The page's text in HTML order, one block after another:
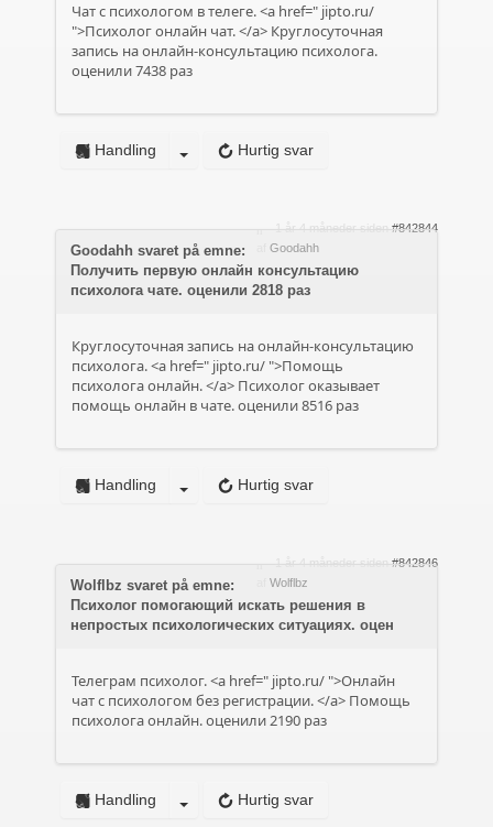
Чат с психологом в телеге. <a href=" jipto.ru/
">Психолог онлайн чат. </a> Круглосуточная
запись на онлайн-консультацию психолога.
оценили 7438 раз
Hurtig svar
Handling
1 år 4 måneder siden #842844
Goodahh
Goodahh svaret på emne:
Получить первую онлайн консультацию
психолога чате. оценили 2818 раз
Круглосуточная запись на онлайн-консультацию
психолога. <a href=" jipto.ru/ ">Помощь
психолога онлайн. </a> Психолог оказывает
помощь онлайн в чате. оценили 8516 раз
Hurtig svar
Handling
1 år 4 måneder siden #842846
Wolflbz
Wolflbz svaret på emne:
Психолог помогающий искать решения в
непростых психологических ситуациях. оцен
Телеграм психолог. <a href=" jipto.ru/ ">Онлайн
чат с психологом без регистрации. </a> Помощь
психолога онлайн. оценили 2190 раз
Hurtig svar
Handling